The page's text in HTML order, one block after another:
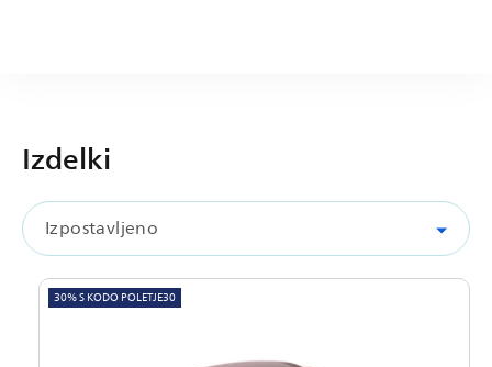
Izdelki
Izpostavljeno
30% S KODO POLETJE30